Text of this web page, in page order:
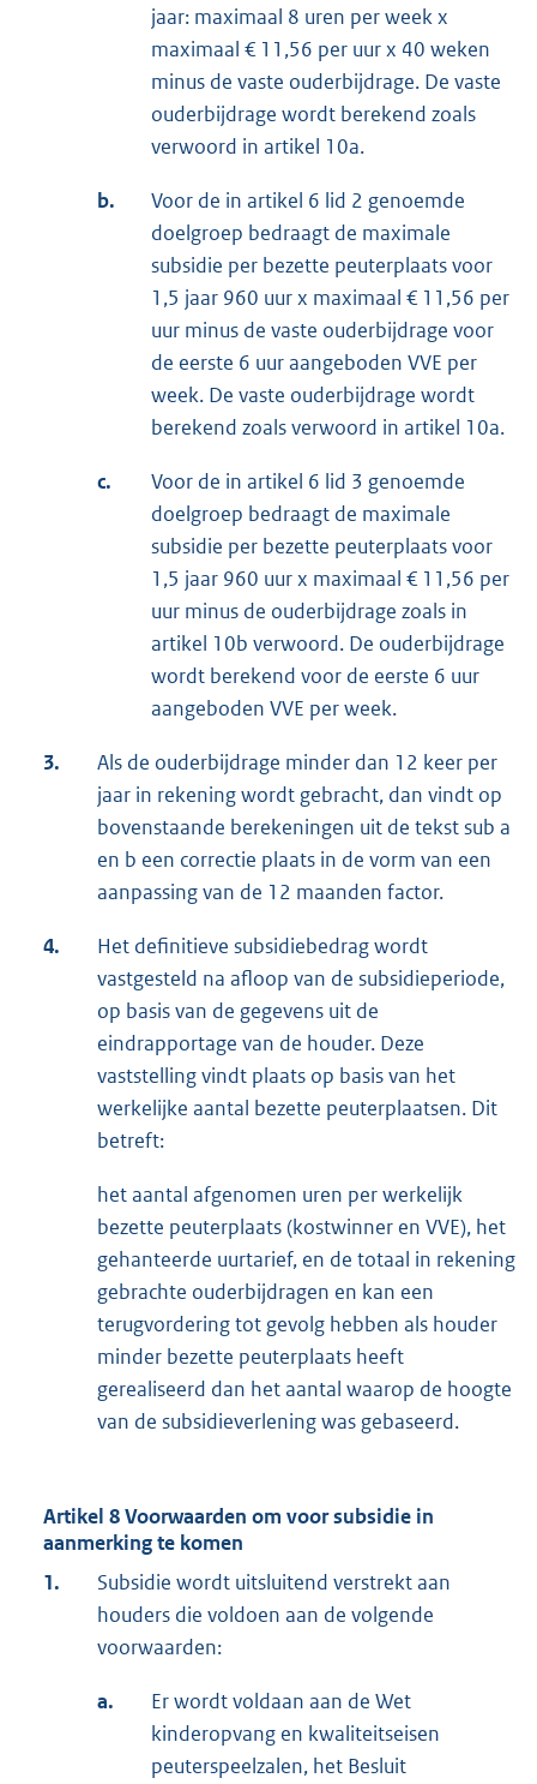
jaar: maximaal 8 uren per week x
maximaal € 11,56 per uur x 40 weken
minus de vaste ouderbijdrage. De vaste
ouderbijdrage wordt berekend zoals
verwoord in artikel 10a.
b.
Voor de in artikel 6 lid 2 genoemde
doelgroep bedraagt de maximale
subsidie per bezette peuterplaats voor
1,5 jaar 960 uur x maximaal € 11,56 per
uur minus de vaste ouderbijdrage voor
de eerste 6 uur aangeboden VVE per
week. De vaste ouderbijdrage wordt
berekend zoals verwoord in artikel 10a.
c.
Voor de in artikel 6 lid 3 genoemde
doelgroep bedraagt de maximale
subsidie per bezette peuterplaats voor
1,5 jaar 960 uur x maximaal € 11,56 per
uur minus de ouderbijdrage zoals in
artikel 10b verwoord. De ouderbijdrage
wordt berekend voor de eerste 6 uur
aangeboden VVE per week.
3.
Als de ouderbijdrage minder dan 12 keer per
jaar in rekening wordt gebracht, dan vindt op
bovenstaande berekeningen uit de tekst sub a
en b een correctie plaats in de vorm van een
aanpassing van de 12 maanden factor.
4.
Het definitieve subsidiebedrag wordt
vastgesteld na afloop van de subsidieperiode,
op basis van de gegevens uit de
eindrapportage van de houder. Deze
vaststelling vindt plaats op basis van het
werkelijke aantal bezette peuterplaatsen. Dit
betreft:
het aantal afgenomen uren per werkelijk
bezette peuterplaats (kostwinner en VVE), het
gehanteerde uurtarief, en de totaal in rekening
gebrachte ouderbijdragen en kan een
terugvordering tot gevolg hebben als houder
minder bezette peuterplaats heeft
gerealiseerd dan het aantal waarop de hoogte
van de subsidieverlening was gebaseerd.
Artikel 8 Voorwaarden om voor subsidie in
aanmerking te komen
1.
Subsidie wordt uitsluitend verstrekt aan
houders die voldoen aan de volgende
voorwaarden:
a.
Er wordt voldaan aan de Wet
kinderopvang en kwaliteitseisen
peuterspeelzalen, het Besluit